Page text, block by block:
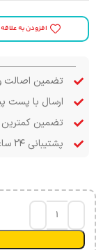
افزودن به
تضمین اصالت
ارسال با پست
تضمین
پشتیبانی ۲۴ ساعته